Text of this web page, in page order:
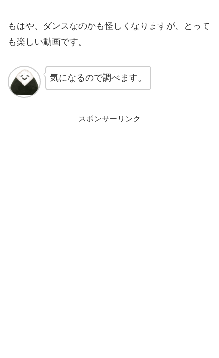
もはや、ダンスなのかも怪しくなりますが、とって
も楽しい動画です。
気になるので調べます。
スポンサーリンク